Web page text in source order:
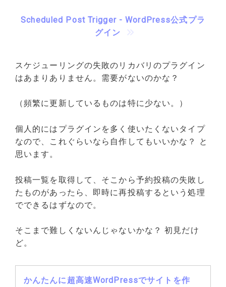
Scheduled Post Trigger - WordPress公式プラ
グイン
スケジューリングの失敗のリカバリのプラグイン
はあまりありません。需要がないのかな？
（頻繁に更新しているものは特に少ない。）
個人的にはプラグインを多く使いたくないタイプ
なので、これぐらいなら自作してもいいかな？ と
思います。
投稿一覧を取得して、そこから予約投稿の失敗し
たものがあったら、即時に再投稿するという処理
でできるはずなので。
そこまで難しくないんじゃないかな？ 初見だけ
ど。
かんたんに超高速WordPressでサイトを作